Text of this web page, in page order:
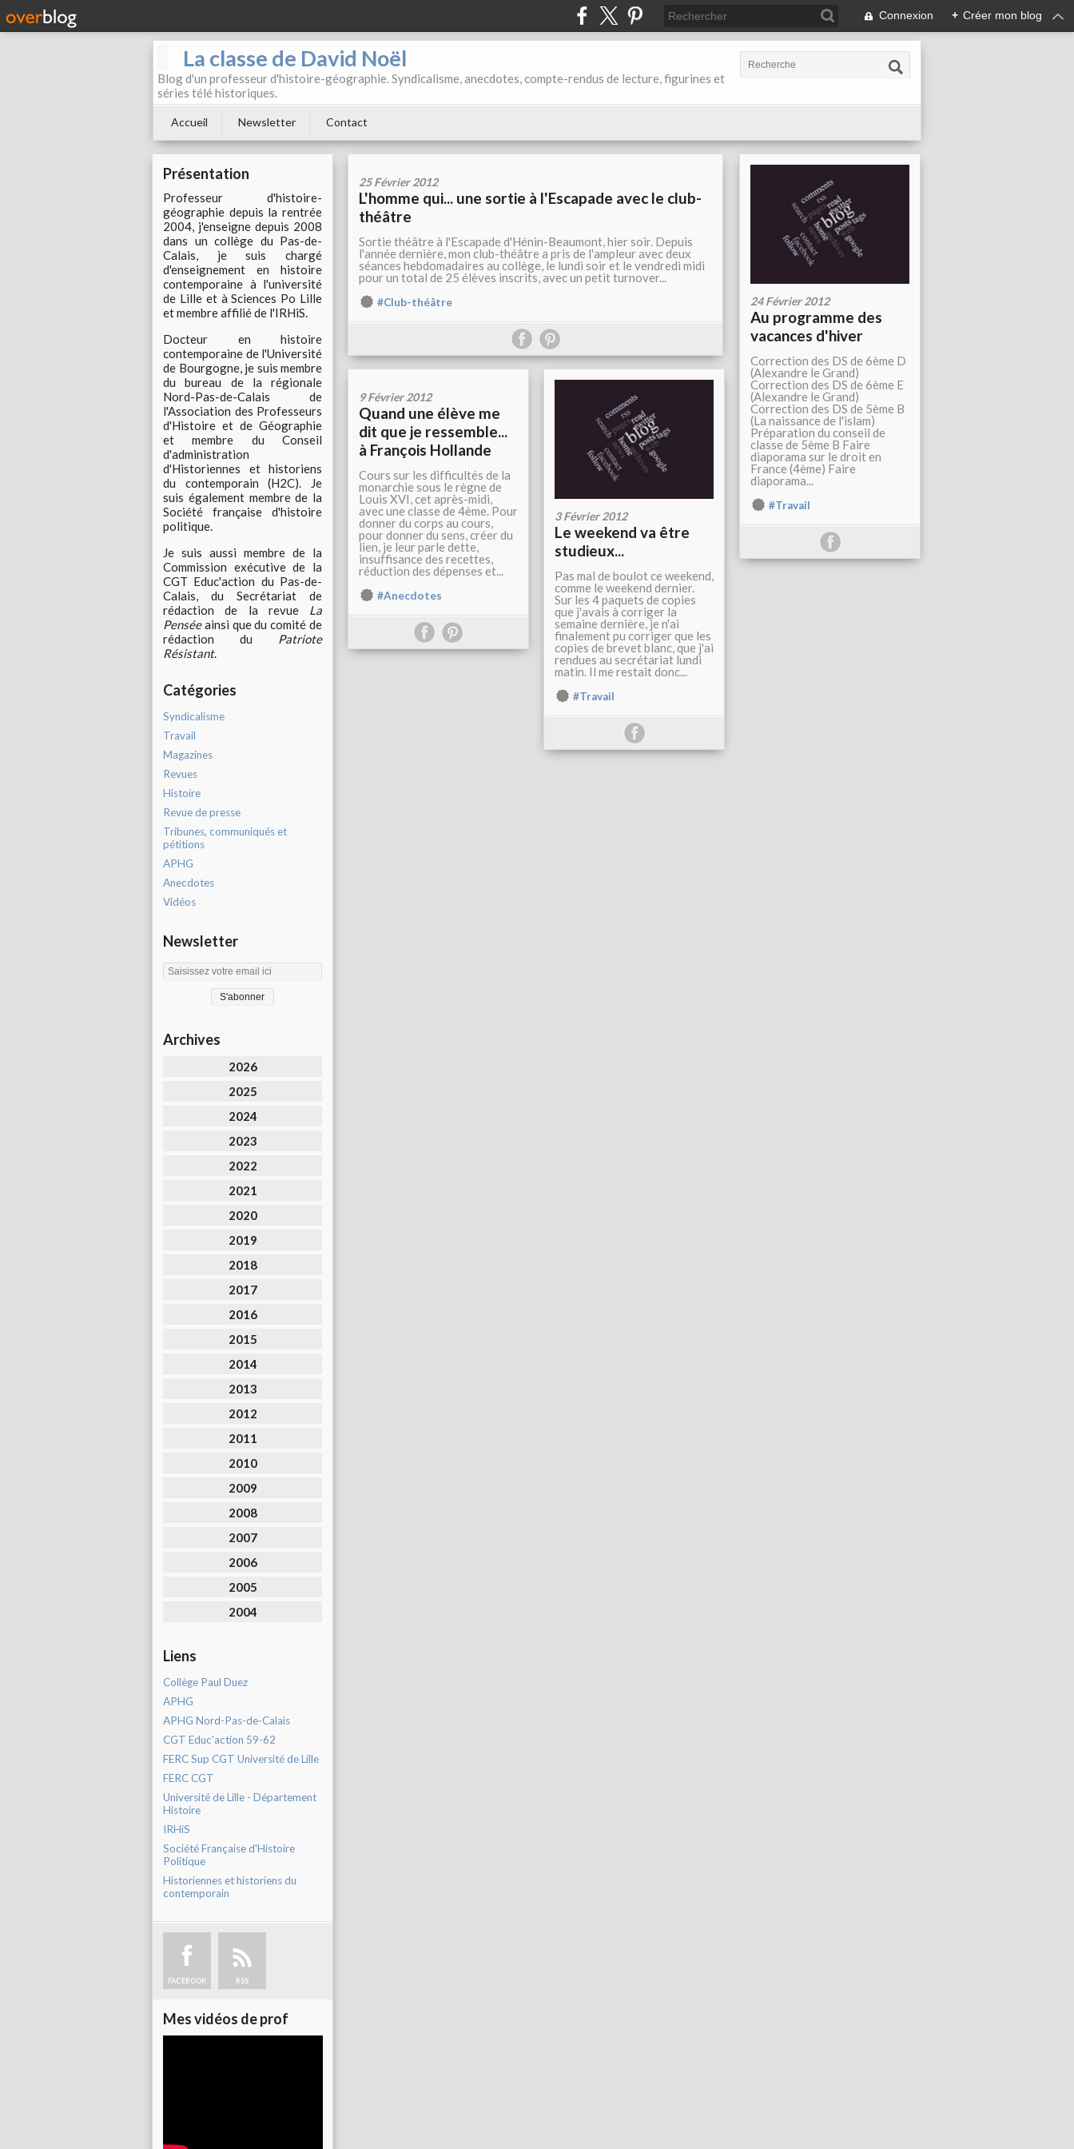
Connexion + Créer mon blog
La classe de David Noël
Blog d'un professeur d'histoire-géographie. Syndicalisme, anecdotes, compte-rendus de lecture, figurines et
séries télé historiques.
Accueil Newsletter Contact
Présentation
Professeur d'histoire-
géographie depuis la rentrée
2004, j'enseigne depuis 2008
dans un collège du Pas-de-
Calais, je suis chargé
d'enseignement en histoire
contemporaine à l'université
de Lille et à Sciences Po Lille
et membre affilié de l'IRHiS.
Docteur en histoire
contemporaine de l'Université
de Bourgogne, je suis membre
du bureau de la régionale
Nord-Pas-de-Calais de
l'Association des Professeurs
d'Histoire et de Géographie
et membre du Conseil
d'administration
d'Historiennes et historiens
du contemporain (H2C). Je
suis également membre de la
Société française d'histoire
politique.
Je suis aussi membre de la
Commission exécutive de la
CGT Educ'action du Pas-de-
Calais, du Secrétariat de
rédaction de la revue La
Penséeainsi que du comité de
rédaction du Patriote
Résistant.
Catégories
Syndicalisme
Travail
Magazines
Revues
Histoire
Revue de presse
Tribunes, communiqués et
pétitions
APHG
Anecdotes
Vidéos
Newsletter
Archives
2026
2025
2024
2023
2022
2021
2020
2019
2018
2017
2016
2015
2014
2013
2012
2011
2010
2009
2008
2007
2006
2005
2004
Liens
Collège Paul Duez
APHG
APHG Nord-Pas-de-Calais
CGT Educ'action 59-62
FERC Sup CGT Université de Lille
FERC CGT
Université de Lille - Département
Histoire
IRHiS
Société Française d'Histoire
Politique
Historiennes et historiens du
contemporain
FACEBOOK RSS
Mes vidéos de prof
25 Février 2012
L'homme qui... une sortie à l'Escapade avec le club-
théâtre
Sortie théâtre à l'Escapade d'Hénin-Beaumont, hier soir. Depuis
l'année dernière, mon club-théâtre a pris de l'ampleur avec deux
séances hebdomadaires au collège, le lundi soir et le vendredi midi
pour un total de 25 élèves inscrits, avec un petit turnover...
#Club-théâtre 24 Février 2012
Au programme des
vacances d'hiver
Correction des DS de 6ème D
(Alexandre le Grand)
Correction des DS de 6ème E
(Alexandre le Grand)
Correction des DS de 5ème B
(La naissance de l'islam)
Préparation du conseil de
classe de 5ème B Faire
diaporama sur le droit en
France (4ème) Faire
diaporama...
#Travail
9 Février 2012
Quand une élève me
dit que je ressemble...
à François Hollande
Cours sur les difficultés de la
monarchie sous le règne de
Louis XVI, cet après-midi,
avec une classe de 4ème. Pour
donner du corps au cours,
pour donner du sens, créer du
lien, je leur parle dette,
insuffisance des recettes,
réduction des dépenses et...
#Anecdotes
3 Février 2012
Le weekend va être
studieux...
Pas mal de boulot ce weekend,
comme le weekend dernier.
Sur les 4 paquets de copies
que j'avais à corriger la
semaine dernière, je n'ai
finalement pu corriger que les
copies de brevet blanc, que j'ai
rendues au secrétariat lundi
matin. Il me restait donc...
#Travail